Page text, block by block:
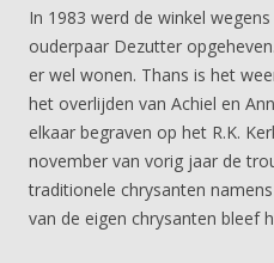
In 1983 werd de winkel
ouderpaar Dezutter
er wel wonen. Thans is het
het overlijden van Achiel en
elkaar begraven op het R.K.
november van vorig jaar de
traditionele chrysanten
van de eigen chrysanten bleef